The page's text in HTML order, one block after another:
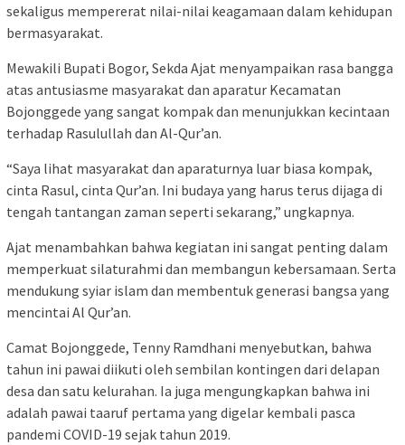
sekaligus mempererat nilai-nilai keagamaan dalam kehidupan
bermasyarakat.
Mewakili Bupati Bogor, Sekda Ajat menyampaikan rasa bangga
atas antusiasme masyarakat dan aparatur Kecamatan
Bojonggede yang sangat kompak dan menunjukkan kecintaan
terhadap Rasulullah dan Al-Qur’an.
“Saya lihat masyarakat dan aparaturnya luar biasa kompak,
cinta Rasul, cinta Qur’an. Ini budaya yang harus terus dijaga di
tengah tantangan zaman seperti sekarang,” ungkapnya.
Ajat menambahkan bahwa kegiatan ini sangat penting dalam
memperkuat silaturahmi dan membangun kebersamaan. Serta
mendukung syiar islam dan membentuk generasi bangsa yang
mencintai Al Qur’an.
Camat Bojonggede, Tenny Ramdhani menyebutkan, bahwa
tahun ini pawai diikuti oleh sembilan kontingen dari delapan
desa dan satu kelurahan. Ia juga mengungkapkan bahwa ini
adalah pawai taaruf pertama yang digelar kembali pasca
pandemi COVID-19 sejak tahun 2019.